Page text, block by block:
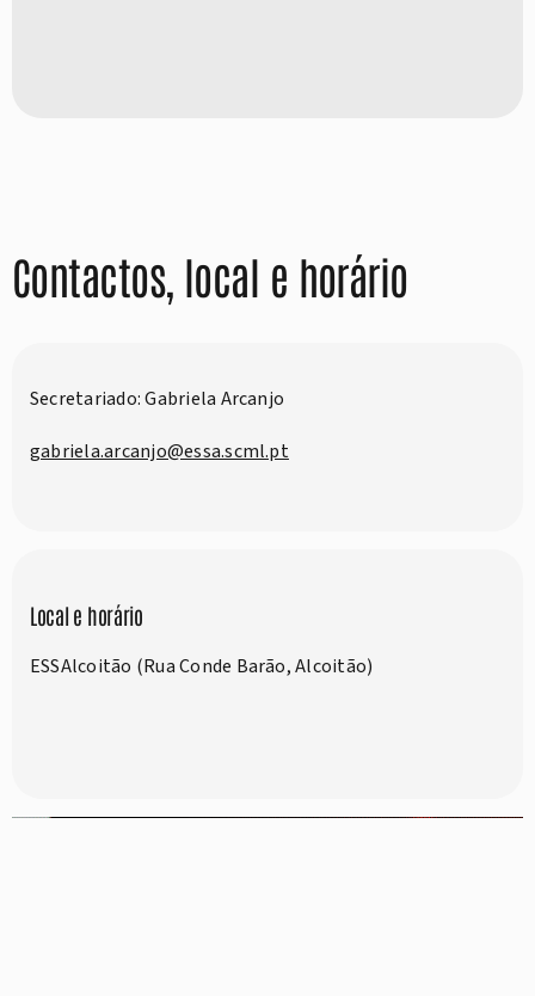
Contactos, local e horário
Secretariado: Gabriela Arcanjo
gabriela.arcanjo@essa.scml.pt
Local e horário
ESSAlcoitão (Rua Conde Barão, Alcoitão)